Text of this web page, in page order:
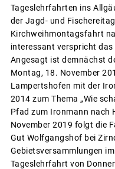
Tageslehrfahrten ins
der Jagd- und
Kirchweihmontagsfahrt
interessant verspricht
Angesagt ist demnächst
Montag, 18. November
Lampertshofen mit der
2014 zum Thema „Wie
Pfad zum Ironmann nach
November 2019 folgt die
Gut Wolfgangshof bei
Gebietsversammlungen
Tageslehrfahrt von